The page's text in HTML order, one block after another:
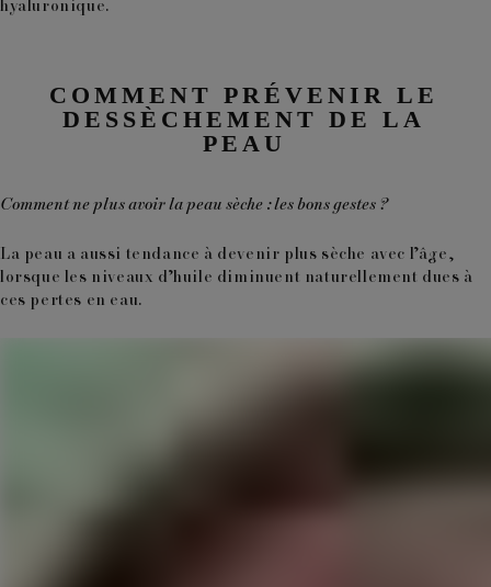
hyaluronique.
COMMENT PRÉVENIR LE
DESSÈCHEMENT DE LA
PEAU
Comment ne plus avoir la peau sèche : les bons gestes ?
La peau a aussi tendance à devenir plus sèche avec l’âge,
lorsque les niveaux d’huile diminuent naturellement dues à
ces pertes en eau.